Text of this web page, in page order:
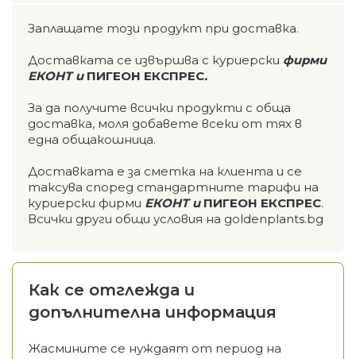
Заплащате този продукт при доставка.
Доставката се извършва с куриерски фирми
ЕКОНТ и ПИГЕОН ЕКСПРЕС.
За да получите всички продукти с обща
доставка, моля добавете всеки от тях в
една общакошница.
Доставката е за сметка на клиента и се
таксува според стандартните тарифи на
куриерски фирми ЕКОНТ и ПИГЕОН ЕКСПРЕС.
Всички други общи условия на goldenplants.bg
Как се отглежда и
допълнителна информация
Жасмините се нуждаят от период на